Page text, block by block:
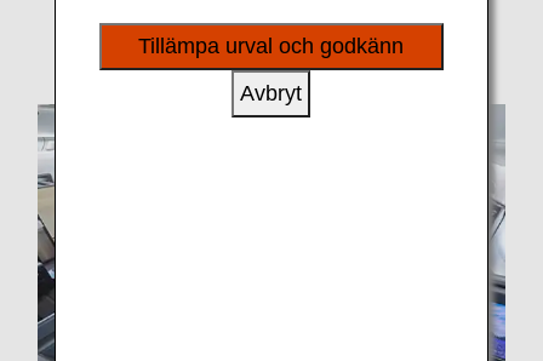
Tillämpa urval och godkänn
Avbryt